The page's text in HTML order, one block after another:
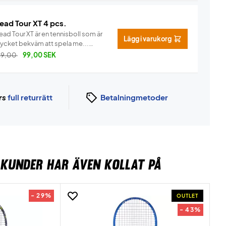
Tour XT 4 pcs.
Tour XT är en tennisboll som är
bekväm att spela me...
99,00SEK
Lägg i varukorg
full returrätt Betalningmetoder
HAR ÄVEN KOLLAT PÅ
- 29% OUTLET
- 43%